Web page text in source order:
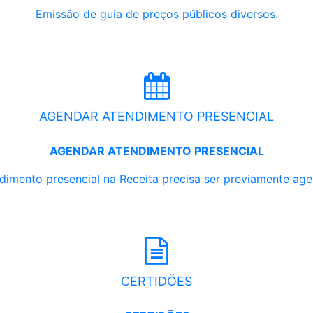
Emissão de guia de preços públicos diversos.
AGENDAR ATENDIMENTO PRESENCIAL
AGENDAR ATENDIMENTO PRESENCIAL
presencial na Receita precisa ser previamente
CERTIDÕES